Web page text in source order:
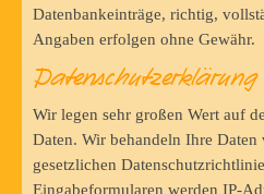
Datenbankeinträge, richtig,
Angaben erfolgen ohne Gewähr.
Datenschutzerklärung
Wir legen sehr großen Wert auf
Daten. Wir behandeln Ihre
gesetzlichen
Eingabeformularen werden IP-